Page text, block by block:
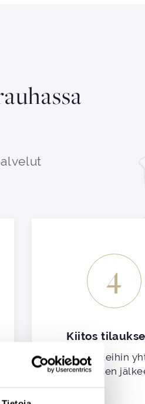
4
Kiitos
Otamme teihin
tilauksen